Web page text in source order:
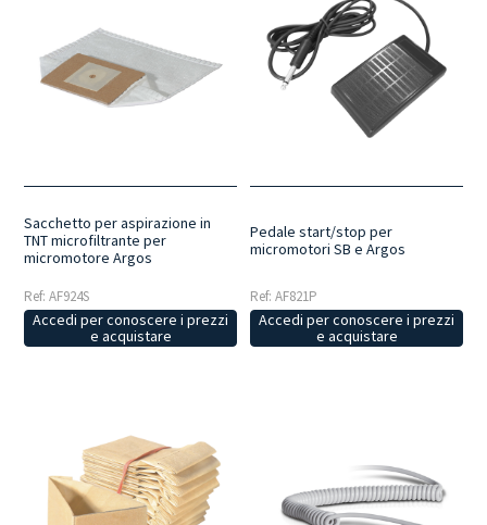
Sacchetto per aspirazione in
TNT microfiltrante per
micromotore Argos
Ref: AF924S
Accedi per conoscere i prezzi
e acquistare
Pedale start/stop per
micromotori SB e Argos
Ref: AF821P
Accedi per conoscere i prezzi
e acquistare